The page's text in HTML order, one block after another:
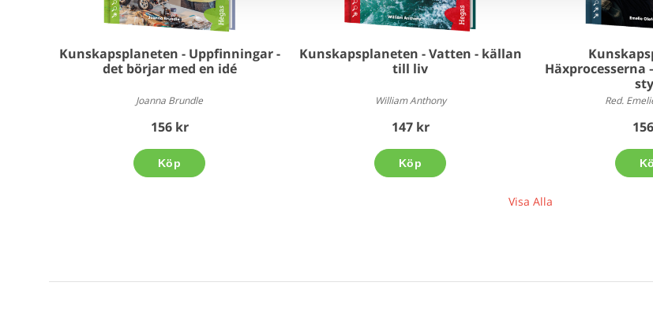
Kunskapsplaneten - Uppfinningar -
det börjar med en idé
Joanna Brundle
156 kr
Köp
Kunskapsplaneten - Vatten - källan
till liv
William Anthony
147 kr
Köp
Häxprocesserna
Red.
Visa Alla